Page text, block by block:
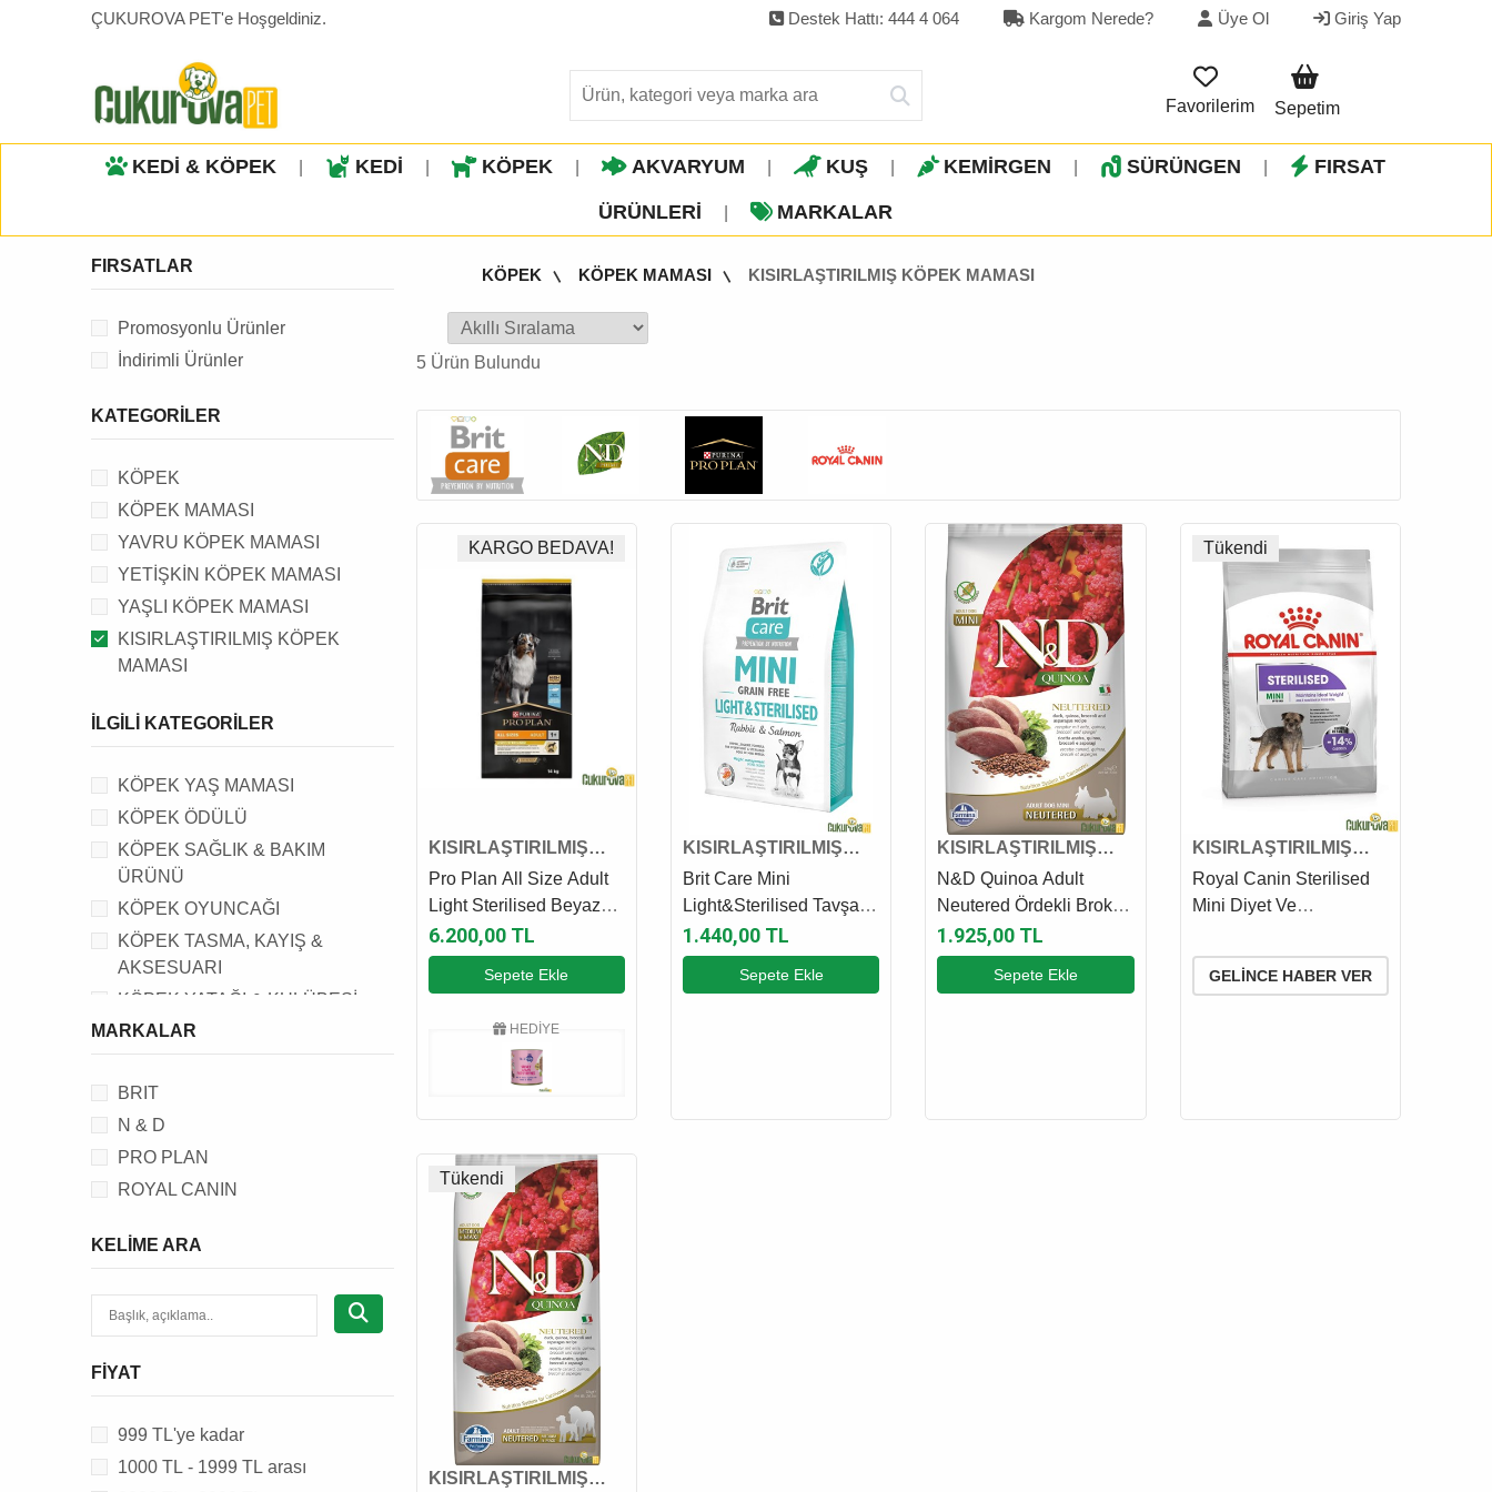
ÇUKUROVA PET'e Hoşgeldiniz. Destek Hattı: 444 4 064 Kargom Nerede? Üye Ol Giriş Yap
Favorilerim Sepetim
KEDİ & KÖPEK KEDİ KÖPEK AKVARYUM KUŞ KEMİRGEN SÜRÜNGEN FIRSAT
ÜRÜNLERI MARKALAR
KÖPEK KÖPEK MAMASI KISIRLAŞTIRILMIŞ KÖPEK MAMASI
5 Ürün Bulundu
KARGO BEDAVA!
KISIRLAŞTIRILMIŞ
KÖPEK MAMASI
Pro Plan All Size Adult
Light Sterilised Beyaz
Balıklı Kısırlaştırılmış
Yetişkin Köpek Maması
6.200,00 TL
Sepete Ekle
HEDİYE
KISIRLAŞTIRILMIŞ
KÖPEK MAMASI
Brit Care Mini
Light&Sterilised Tavşanlı
Diyet Ve Kısırlaştırılmış
Köpek Maması 2 Kg
1.440,00 TL
Sepete Ekle
KISIRLAŞTIRILMIŞ
KÖPEK MAMASI
N&D Quinoa Adult
Neutered Ördekli Brokoli
Ve Kuşkonmazlı Diyet
Ve Kısırlaştırılmış Köpek
Maması 2.5 Kg
1.925,00 TL
Sepete Ekle
Tükendi
KISIRLAŞTIRILMIŞ
KÖPEK MAMASI
Royal Canin Sterilised
Mini Diyet Ve
Maması 3 Kg
GELINCE HABER VER
Tükendi
KISIRLAŞTIRILMIŞ
FIRSATLAR
Promosyonlu Ürünler
İndirimli Ürünler
KATEGORILER
KÖPEK
KÖPEK MAMASI
YAVRU KÖPEK MAMASI
YETİŞKİN KÖPEK MAMASI
YAŞLI KÖPEK MAMASI
KISIRLAŞTIRILMIŞ KÖPEK
MAMASI
İLGILI KATEGORILER
KÖPEK YAŞ MAMASI
KÖPEK ÖDÜLÜ
KÖPEK SAĞLIK & BAKIM
ÜRÜNÜ
KÖPEK OYUNCAĞI
KÖPEK TASMA, KAYIŞ &
AKSESUARI
KÖPEK YATAĞI & KULÜBESİ
KÖPEK KIYAFETİ
KÖPEK EĞİTİM MALZEMESİ &
AKSESUARI
KÖPEK ARAÇ AKSESUARI
KÖPEK BAHÇE MALZEMESİ &
KEDİ ÖDÜLÜ
MARKALAR
BRIT
N & D
PRO PLAN
ROYAL CANIN
KELIME ARA
FIYAT
999 TL'ye kadar
1000 TL - 1999 TL arası